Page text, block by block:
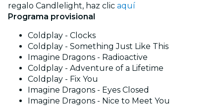
regalo Candlelight, haz clic aquí
Programa provisional
Coldplay - Clocks
Coldplay - Something Just Like This
Imagine Dragons - Radioactive
Coldplay - Adventure of a Lifetime
Coldplay - Fix You
Imagine Dragons - Eyes Closed
Imagine Dragons - Nice to Meet You